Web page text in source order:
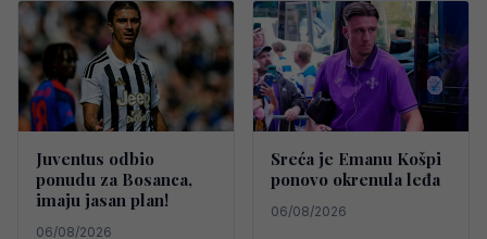
Juventus odbio
ponudu za Bosanca,
imaju jasan plan!
06/08/2026
Sreća je Emanu Košpi
ponovo okrenula leđa
06/08/2026